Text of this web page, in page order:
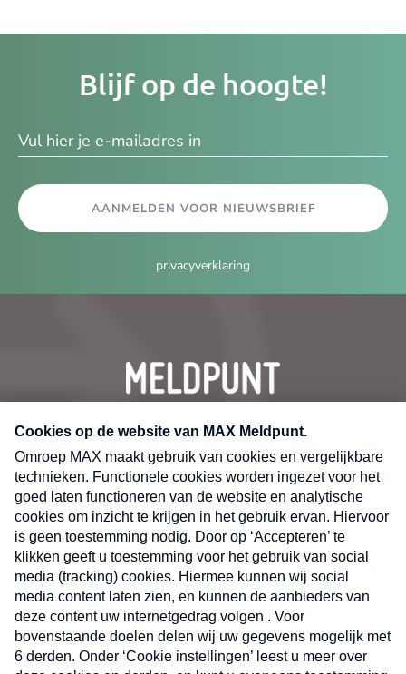
Blijf op de hoogte!
AANMELDEN VOOR NIEUWSBRIEF
privacyverklaring
CONTACT
Volg ons op
X
Nieuwsbrief